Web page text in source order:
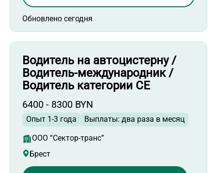
Обновлено сегодня
Водитель на автоцистерну /
Водитель-международник /
Водитель категории СЕ
6400 - 8300 BYN
Опыт 1-3 года Выплаты: два раза в месяц
ООО “Сектор-транс”
Брест